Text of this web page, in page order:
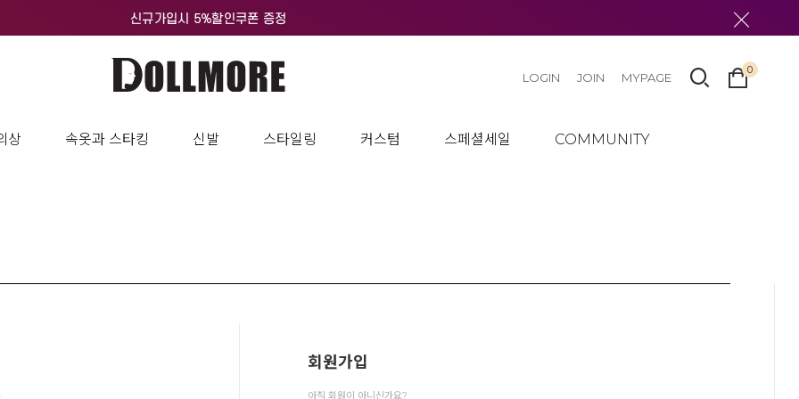
상 속옷과 스타킹 신발 스타일링 커스텀 스페셜세일 COMMUNITY
LOGIN JOIN MYPAGE
0
회원가입
아직 회원이 아니신가요?